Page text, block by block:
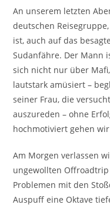
An unserem letzten
deutschen
ist, auch auf das
Sudanfähre. Der Mann
sich nicht nur über
lautstark amüsiert –
seiner Frau, die
auszureden – ohne
hochmotiviert gehen
Am Morgen verlassen
ungewollten
Problemen mit den
Auspuff eine Oktave